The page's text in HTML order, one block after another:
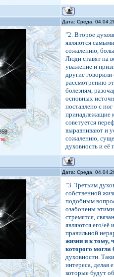
Дата: Среда,
"2. Второе
являются
сожалению,
Люди ставят на
уважение и
другие
рассмотрению
болезням,
основных
поставлено с
принадлежащие
советуется
выравнивают и
сожалению,
духовность и её
Дата: Среда,
"3. Третьим
собственной
подобным
озабочены
стремятся,
являются его/её
правильной
жизни и к тому,
которого могла
духовности.
интереса, делая
которые будут